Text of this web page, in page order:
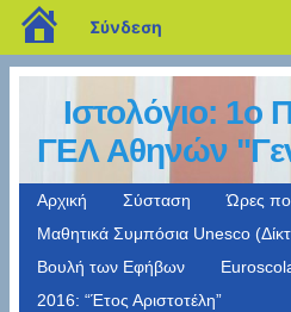
blogs.sch.gr
Σύνδεση
Ιστολόγιο: 1o
ΓΕΛ Αθηνών
Αρχική Σύσταση
Ώρες
Μαθητικά Συμπόσια Unesco
Βουλή των Εφήβων
2016: “Έτος Αριστοτέλη”